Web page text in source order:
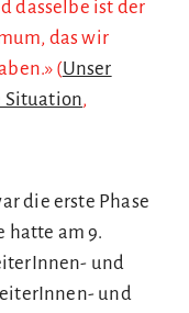
dasselbe ist der
das wir
(Unser
Situation,
die erste Phase
hatte am 9.
und
und